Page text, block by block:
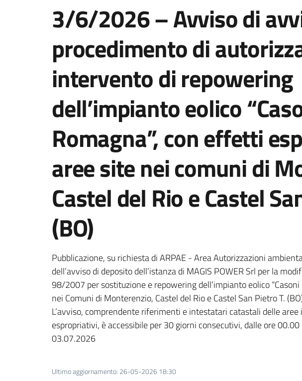
3/6/2026 – Avviso di
procedimento di
intervento di repowering
dell’impianto eolico
Romagna”, con effetti
aree site nei comuni di
Castel del Rio e Castel
(BO)
Pubblicazione, su richiesta di ARPAE - Area Autorizzazioni
dell’avviso di deposito dell’istanza di MAGIS POWER Srl per la
98/2007 per sostituzione e repowering dell’impianto eolico
nei Comuni di Monterenzio, Castel del Rio e Castel San Pietro T.
L’avviso, comprendente riferimenti e intestatari catastali delle
espropriativi, è accessibile per 30 giorni consecutivi, dalle ore
03.07.2026
Ultimo aggiornamento: 26-05-2026 18:30